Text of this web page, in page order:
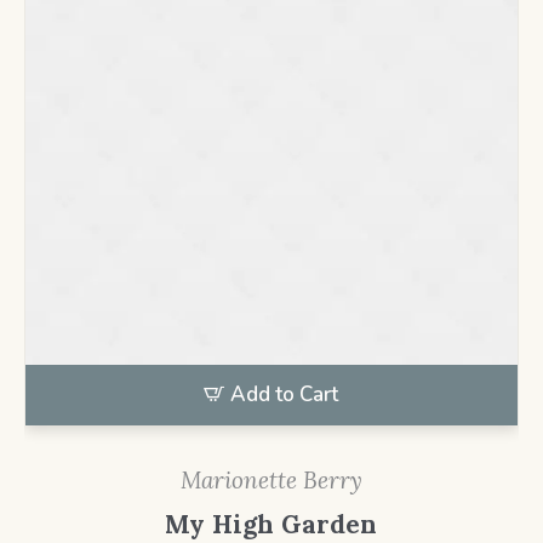
Add to Cart
Marionette Berry
My High Garden